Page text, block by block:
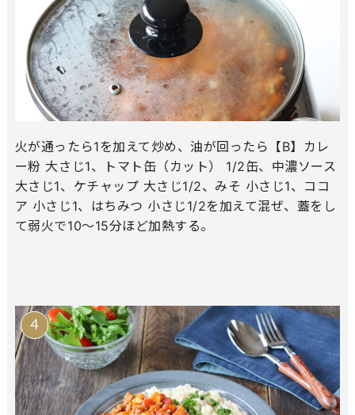
火が通ったら1を加えて炒め、油が回ったら【B】カレ
ー粉 大さじ1、トマト缶（カット） 1/2缶、中濃ソース
大さじ1、ケチャップ 大さじ1/2、みそ 小さじ1、ココ
ア 小さじ1、はちみつ 小さじ1/2を加えて混ぜ、蓋をし
て弱火で10～15分ほど加熱する。